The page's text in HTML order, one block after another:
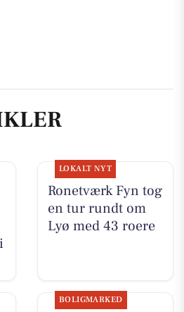
LOKALT NYT
Ronetværk Fyn tog
en tur rundt om
Lyø med 43 roere
BOLIGMARKED